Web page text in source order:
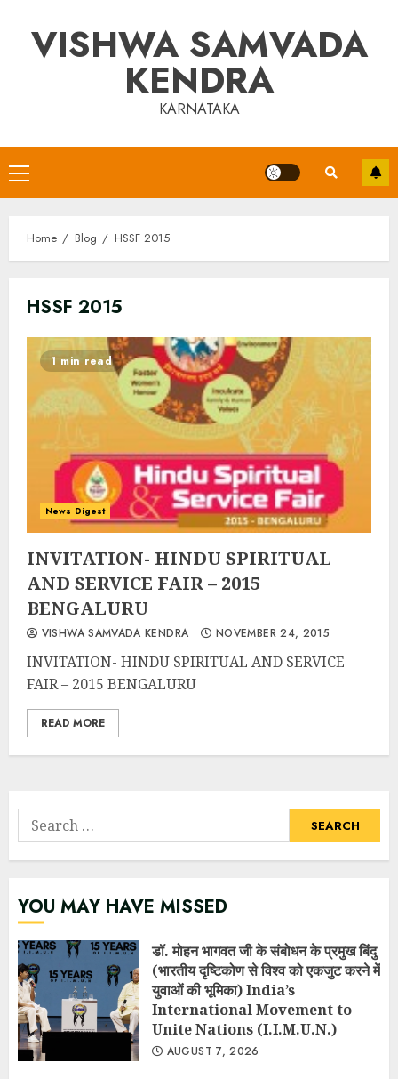
contentVISHWA SAMVADA
KENDRA
KARNATAKA
Primary
Menu
Home Blog HSSF 2015
HSSF 2015
1 min read
News Digest
INVITATION- HINDU SPIRITUAL
AND SERVICE FAIR – 2015
BENGALURU
VISHWA SAMVADA KENDRA NOVEMBER 24, 2015
INVITATION- HINDU SPIRITUAL AND SERVICE
FAIR – 2015 BENGALURU
READ MORE
Search
for:
YOU MAY HAVE MISSED
डॉ. मोहन भागवत जी के संबोधन के प्रमुख बिंदु
(भारतीय दृष्टिकोण से विश्व को एकजुट करने में
युवाओं की भूमिका) India’s
International Movement to
Unite Nations (I.I.M.U.N.)
AUGUST 7, 2026